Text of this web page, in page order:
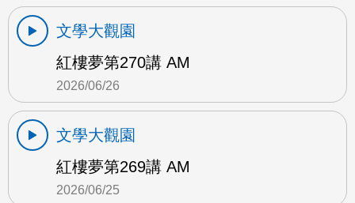
文學大觀園
紅樓夢第270講 AM
2026/06/26
文學大觀園
紅樓夢第269講 AM
2026/06/25